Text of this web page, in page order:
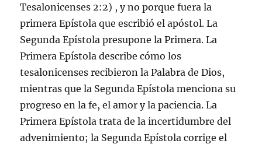
Tesalonicenses 2:2) , y no porque fuera la
primera Epístola que escribió el apóstol. La
Segunda Epístola presupone la Primera. La
Primera Epístola describe cómo los
tesalonicenses recibieron la Palabra de Dios,
mientras que la Segunda Epístola menciona su
progreso en la fe, el amor y la paciencia. La
Primera Epístola trata de la incertidumbre del
advenimiento; la Segunda Epístola corrige el